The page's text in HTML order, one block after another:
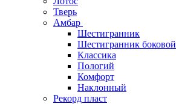
Тверь
Амбар
Шестигранник
Шестигранник боковой
Классика
Пологий
Комфорт
Наклонный
Рекорд пласт